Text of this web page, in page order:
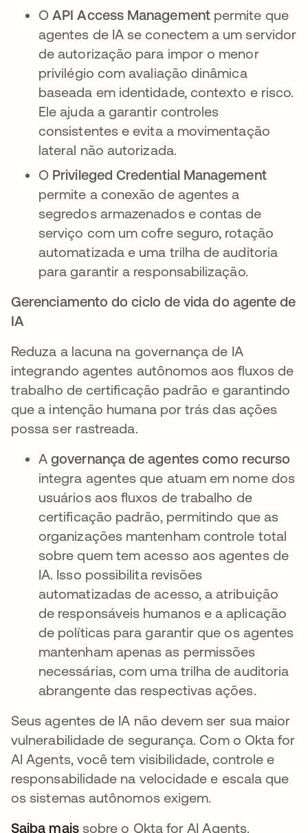
OAPI Access Managementpermite que
agentes de IA se conectem a um servidor
de autorização para impor o menor
privilégio com avaliação dinâmica
baseada em identidade, contexto e risco.
Ele ajuda a garantir controles
consistentes e evita a movimentação
lateral não autorizada.
O Privileged Credential Management
permite a conexão de agentes a
segredos armazenados e contas de
serviço com um cofre seguro, rotação
automatizada e uma trilha de auditoria
para garantir a responsabilização.
Gerenciamento do ciclo de vida do agente de
IA
Reduza a lacuna na governança de IA
integrando agentes autônomos aos fluxos de
trabalho de certificação padrão e garantindo
que a intenção humana por trás das ações
possa ser rastreada.
Agovernança de agentes como recurso
integra agentes que atuam em nome dos
usuários aos fluxos de trabalho de
certificação padrão, permitindo que as
organizações mantenham controle total
sobre quem tem acesso aos agentes de
IA. Isso possibilita revisões
automatizadas de acesso, a atribuição
de responsáveis humanos e a aplicação
de políticas para garantir que os agentes
mantenham apenas as permissões
necessárias, com uma trilha de auditoria
abrangente das respectivas ações.
Seus agentes de IA não devem ser sua maior
vulnerabilidade de segurança. Com o Okta for
AI Agents, você tem visibilidade, controle e
responsabilidade na velocidade e escala que
os sistemas autônomos exigem.
Saiba maissobre o Okta for AI Agents.